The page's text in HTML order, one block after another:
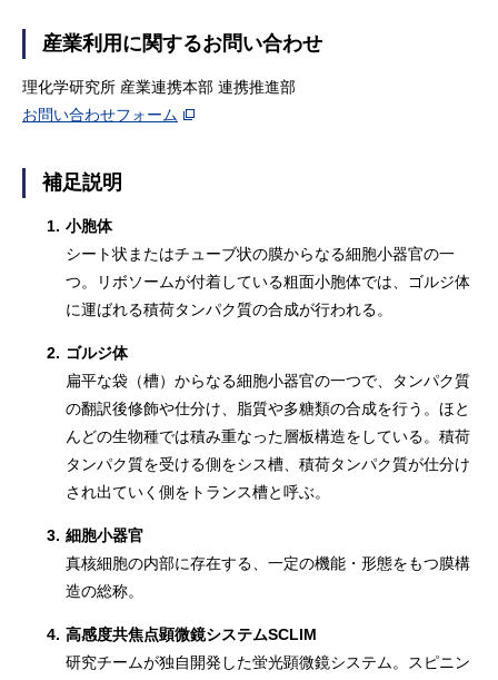
産業利用に関するお問い合わせ
理化学研究所 産業連携本部 連携推進部
お問い合わせフォーム
補足説明
1. 小胞体
シート状またはチューブ状の膜からなる細胞小器官の一
つ。リボソームが付着している粗面小胞体では、ゴルジ体
に運ばれる積荷タンパク質の合成が行われる。
2. ゴルジ体
扁平な袋（槽）からなる細胞小器官の一つで、タンパク質
の翻訳後修飾や仕分け、脂質や多糖類の合成を行う。ほと
んどの生物種では積み重なった層板構造をしている。積荷
タンパク質を受ける側をシス槽、積荷タンパク質が仕分け
され出ていく側をトランス槽と呼ぶ。
3. 細胞小器官
真核細胞の内部に存在する、一定の機能・形態をもつ膜構
造の総称。
4. 高感度共焦点顕微鏡システムSCLIM
研究チームが独自開発した蛍光顕微鏡システム。スピニン